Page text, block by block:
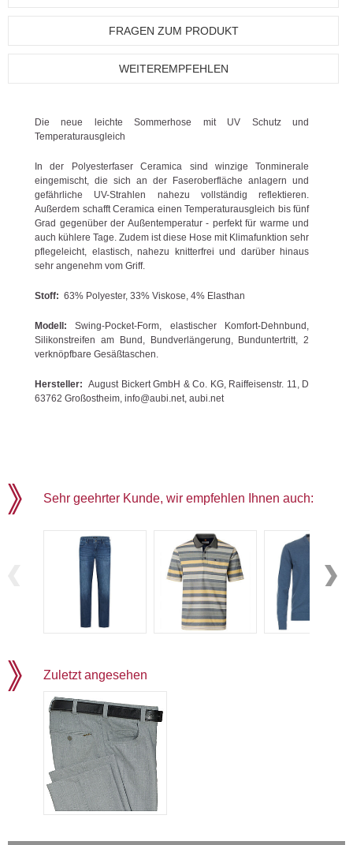
FRAGEN ZUM PRODUKT
WEITEREMPFEHLEN
Die neue leichte Sommerhose mit UV Schutz und
Temperaturausgleich
In der Polyesterfaser Ceramica sind winzige Tonminerale
eingemischt, die sich an der Faseroberfläche anlagern und
gefährliche UV-Strahlen nahezu vollständig reflektieren.
Außerdem schafft Ceramica einen Temperaturausgleich bis fünf
Grad gegenüber der Außentemperatur - perfekt für warme und
auch kühlere Tage. Zudem ist diese Hose mit Klimafunktion sehr
pflegeleicht, elastisch, nahezu knitterfrei und darüber hinaus
sehr angenehm vom Griff.
Stoff: 63% Polyester, 33% Viskose, 4% Elasthan
Modell: Swing-Pocket-Form, elastischer Komfort-Dehnbund,
Silikonstreifen am Bund, Bundverlängerung, Bunduntertritt, 2
verknöpfbare Gesäßtaschen.
Hersteller: August Bickert GmbH & Co. KG, Raiffeisenstr. 11, D
63762 Großostheim, info@aubi.net, aubi.net
Sehr geehrter Kunde, wir empfehlen Ihnen auch:
Zuletzt angesehen